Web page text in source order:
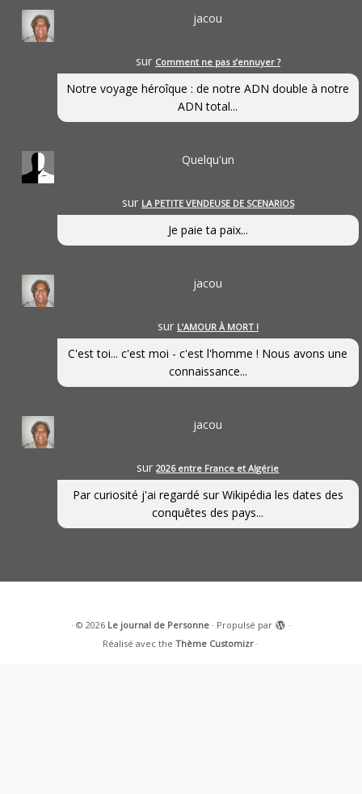
jacou
sur Comment ne pas s’ennuyer ?
Notre voyage héroîque : de notre ADN double à notre
ADN total...
Quelqu'un
sur LA PETITE VENDEUSE DE SCENARIOS
Je paie ta paix...
jacou
sur L’AMOUR À MORT !
C'est toi... c'est moi - c'est l'homme ! Nous avons une
connaissance...
jacou
sur2026 entre France et Algérie
Par curiosité j'ai regardé sur Wikipédia les dates des
conquêtes des pays...
· © 2026 Le journal de Personne· Propulsé par
·
Réalisé avec theThème Customizr ·